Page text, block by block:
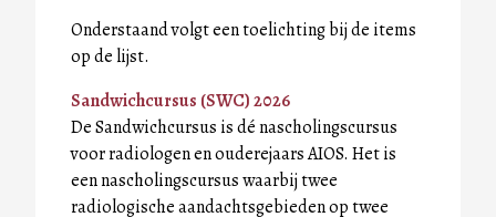
Onderstaand volgt een toelichting bij de items
op de lijst.
Sandwichcursus (SWC) 2026
De Sandwichcursus is dé nascholingscursus
voor radiologen en ouderejaars AIOS. Het is
een nascholingscursus waarbij twee
radiologische aandachtsgebieden op twee